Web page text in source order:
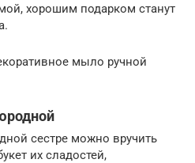
хорошим подарком станут
мыло ручной
сестре можно вручить
их сладостей,